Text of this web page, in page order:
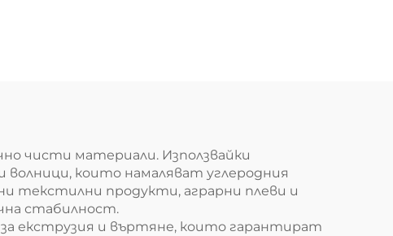
чисти материали. Използвайки
волници, които намаляват углеродния
текстилни продукти, аграрни плеви и
стабилност.
екструзия и въртяне, които гарантират